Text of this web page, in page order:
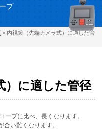
プ
> 内視鏡（先端カメラ式）に適した管
）に適した管径
ープに比べ、長くなります。
い難くなります。